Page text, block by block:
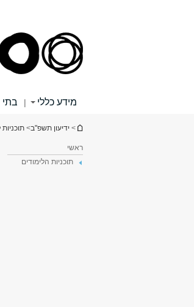
מידע כללי |
הינך נמצא כאן
> ידיעון תשפ"ב> תוכניות
ראשי
תוכניות הלימודים